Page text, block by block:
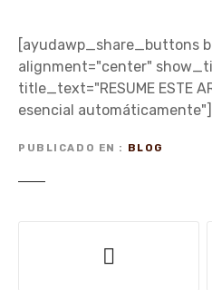
[ayudawp_share_buttons
alignment="center"
title_text="RESUME ESTE
esencial automáticamente"]
PUBLICADO EN BLOG